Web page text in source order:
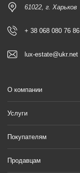
61022, г. Харьков
+ 38 068 080 76 86
lux-estate@ukr.net
О компании
Услуги
Покупателям
Продавцам